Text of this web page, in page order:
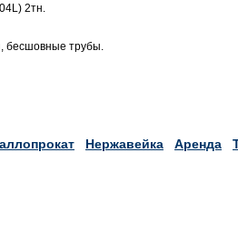
2тн.
бесшовные трубы.
Нержавейка Аренда